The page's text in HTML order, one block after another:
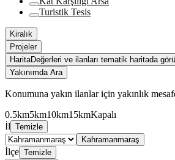
Turistik Tesis
Kiralık
Projeler
HaritaDeğerleri ve ilanları tematik haritada
Yakınımda Ara
Konumuna yakın ilanlar için yakınlık
0.5km5km10km15kmKapalı
İl Temizle
Kahramanmaraş
İlçe Temizle